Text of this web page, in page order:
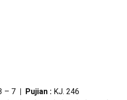
– 7 | Pujian :KJ. 246